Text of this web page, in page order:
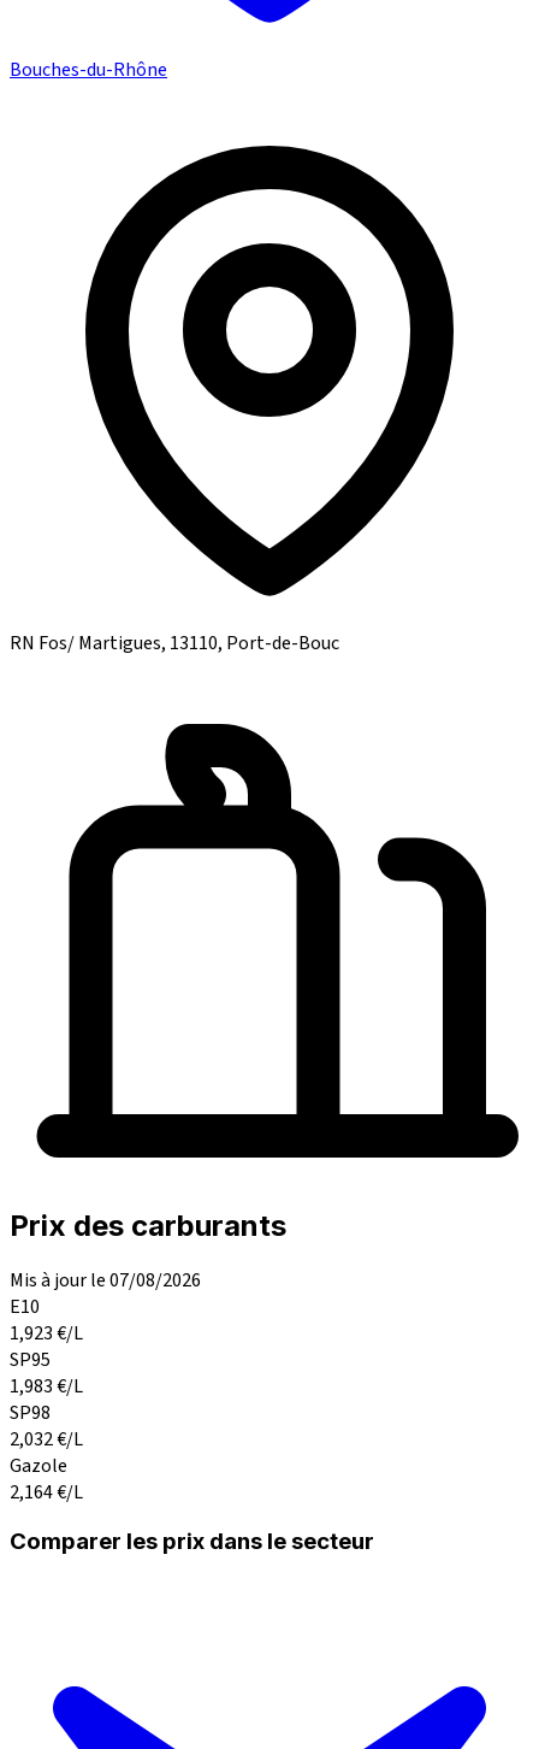
Bouches-du-Rhône
RN Fos/ Martigues, 13110, Port-de-Bouc
Prix des carburants
Mis à jour le 07/08/2026
E10
1,923€/L
SP95
1,983€/L
SP98
2,032€/L
Gazole
2,164€/L
Comparer les prix dans le secteur